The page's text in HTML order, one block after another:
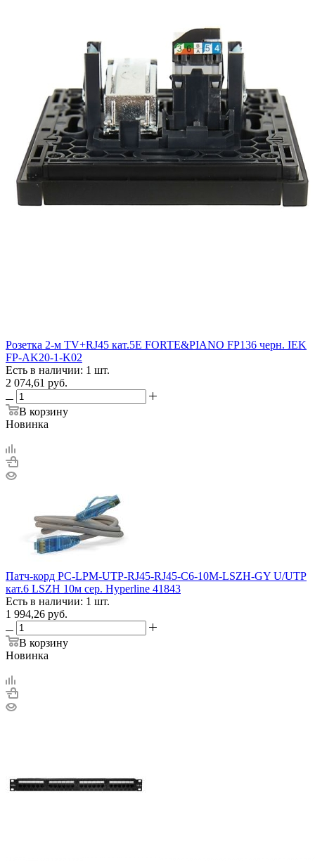
Розетка 2-м TV+RJ45 кат.5E FORTE&PIANO FP136 черн. IEK
FP-AK20-1-K02
Есть в наличии: 1 шт.
2 074,61 руб.
В корзину
Новинка
Патч-корд PC-LPM-UTP-RJ45-RJ45-C6-10M-LSZH-GY U/UTP
кат.6 LSZH 10м сер. Hyperline 41843
Есть в наличии: 1 шт.
1 994,26 руб.
В корзину
Новинка